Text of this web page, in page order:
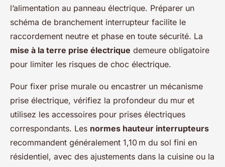
l’alimentation au panneau électrique. Préparer un
schéma de branchement interrupteur facilite le
raccordement neutre et phase en toute sécurité. La
mise à la terre prise électrique demeure obligatoire
pour limiter les risques de choc électrique.
Pour fixer prise murale ou encastrer un mécanisme
prise électrique, vérifiez la profondeur du mur et
utilisez les accessoires pour prises électriques
correspondants. Les normes hauteur interrupteurs
recommandent généralement 1,10 m du sol fini en
résidentiel, avec des ajustements dans la cuisine ou la